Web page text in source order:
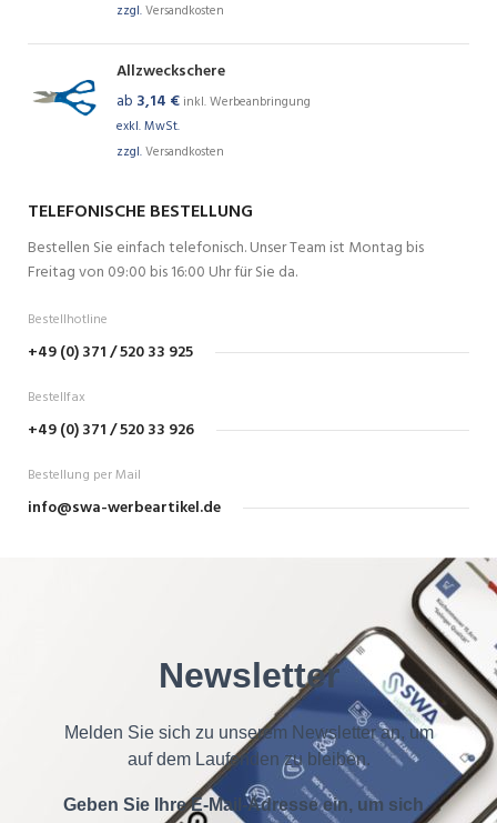
zzgl.Versandkosten
Allzweckschere
ab 3,14 € inkl. Werbeanbringung
exkl. MwSt.
zzgl.Versandkosten
TELEFONISCHE BESTELLUNG
Bestellen Sie einfach telefonisch. Unser Team ist Montag bis
Freitag von 09:00 bis 16:00 Uhr für Sie da.
Bestellhotline
+49 (0) 371 / 520 33 925
Bestellfax
+49 (0) 371 / 520 33 926
Bestellung per Mail
info@swa-werbeartikel.de
Newsletter
Melden Sie sich zu unserem Newsletter an, um
auf dem Laufenden zu bleiben.
Geben Sie Ihre E-Mail-Adresse ein, um sich